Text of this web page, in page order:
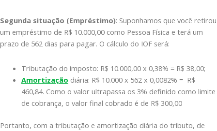
Segunda situação (Empréstimo): Suponhamos que você retirou
um empréstimo de R$ 10.000,00 como Pessoa Física e terá um
prazo de 562 dias para pagar. O cálculo do IOF será:
Tributação do imposto: R$ 10.000,00 x 0,38% = R$ 38,00;
Amortização diária: R$ 10.000 x 562 x 0,0082% = R$
460,84. Como o valor ultrapassa os 3% definido como limite
de cobrança, o valor final cobrado é de R$ 300,00
Portanto, com a tributação e amortização diária do tributo, de